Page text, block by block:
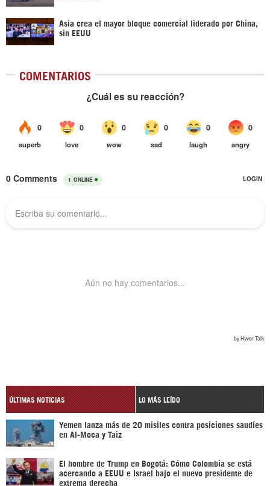
Asia crea el mayor bloque comercial liderado por China,
sin EEUU
COMENTARIOS
ÚLTIMAS NOTICIAS LO MÁS LEÍDO
Yemen lanza más de 20 misiles contra posiciones saudíes
en Al-Moca y Taiz
El hombre de Trump en Bogotá: Cómo Colombia se está
acercando a EEUU e Israel bajo el nuevo presidente de
extrema derecha